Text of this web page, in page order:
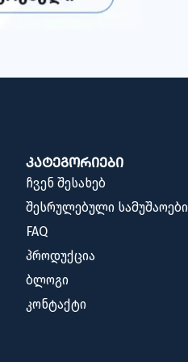
კატეგორიები
ჩვენ შესახებ
შესრულებული სამუშაოები
FAQ
პროდუქცია
ბლოგი
კონტაქტი